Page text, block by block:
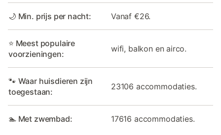
🌙 Min. prijs per nacht: Vanaf €26.
⭐ Meest populaire
voorzieningen:
wifi, balkon en airco.
🐾 Waar huisdieren zijn
toegestaan:
23106 accommodaties.
🏊 Met zwembad: 17616 accommodaties.